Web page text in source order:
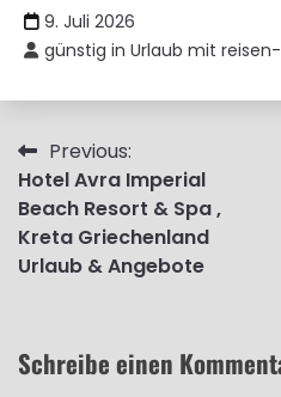
9. Juli 2026
günstig in Urlaub mit
Beitragsnavigation
Previous:
Hotel Avra Imperial
Beach Resort & Spa ,
Kreta Griechenland
Urlaub & Angebote
Schreibe einen